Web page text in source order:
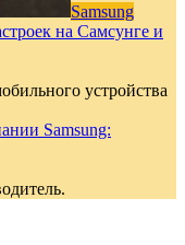
Samsung
на Самсунге и
устройства
Samsung: